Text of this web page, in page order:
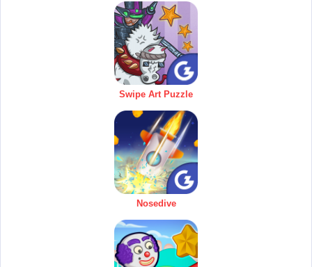
Swipe Art Puzzle
Nosedive